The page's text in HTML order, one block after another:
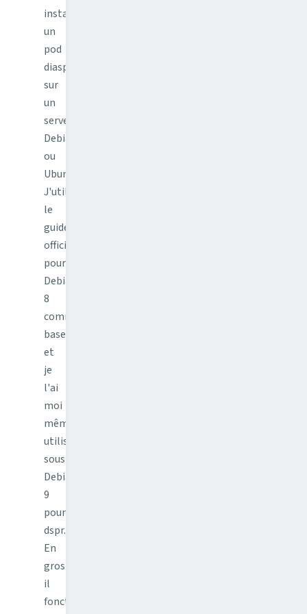
installer
un
pod
diaspora*
sur
un
serveur
Debian
ou
Ubuntu.
J'utilise
le
guide
officiel
pour
Debian
8
comme
base
et
je
l'ai
moi
même
utilisé
sous
Debian
9
pour
dspr.io.
En
gros
il
fonctionne